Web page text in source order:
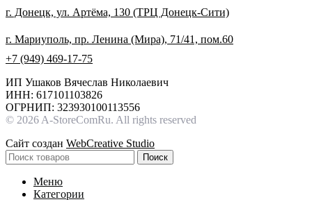
г. Донецк, ул. Артёма, 130 (ТРЦ Донецк-Сити)
г. Мариуполь, пр. Ленина (Мира), 71/41, пом.60
+7 (949) 469-17-75
ИП Ушаков Вячеслав Николаевич
ИНН: 617101103826
ОГРНИП: 323930100113556
© 2026 A-StoreComRu. All rights reserved
Сайт создан WebCreative Studio
Поиск
Меню
Категории